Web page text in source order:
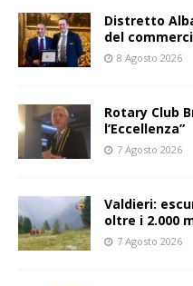
Distretto
del
8 Agosto 2026
Rotary Club
l’Eccellenza”
7 Agosto 2026
Valdieri:
oltre i 2.000
7 Agosto 2026